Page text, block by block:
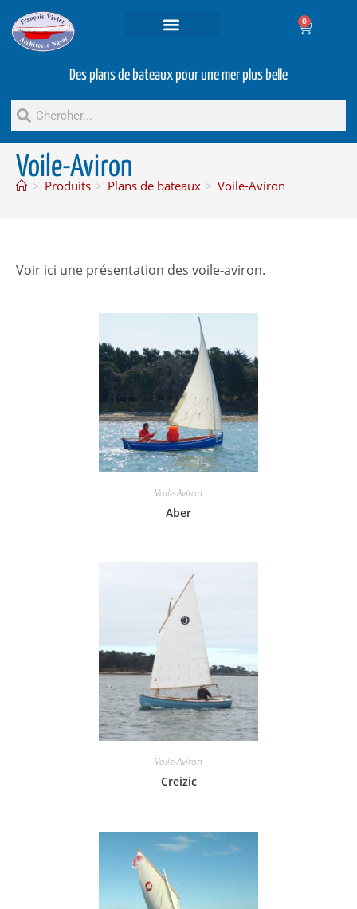
0
Des plans de bateaux pour une mer plus belle
Voile-Aviron
> Produits > Plans de bateaux > Voile-Aviron
Voir ici une présentation des voile-aviron.
Voile-Aviron
Aber
Voile-Aviron
Creizic